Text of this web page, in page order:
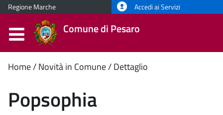
Regione Marche Accedi ai Servizi
Comune di Pesaro
Contenuto
principale
Home Novità in Comune Dettaglio
Popsophia